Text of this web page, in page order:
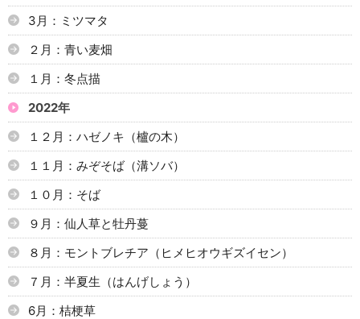
3月：ミツマタ
２月：青い麦畑
１月：冬点描
2022年
１２月：ハゼノキ（櫨の木）
１１月：みぞそば（溝ソバ）
１０月：そば
９月：仙人草と牡丹蔓
８月：モントブレチア（ヒメヒオウギズイセン）
７月：半夏生（はんげしょう）
6月：桔梗草